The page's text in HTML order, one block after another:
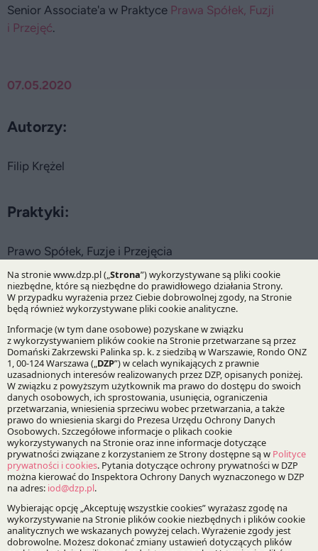
07.05.2020
Autorzy:
Filip Krężel
Praktyki:
Prawo Spółek, Fuzje i Przejęcia
Specjalizacje:
Fuzje, przejęcia i restrukturyzacje
Senior Associate'a w Praktyce Prawa Spółek, Fuzji
i Przejęć.
Bądź na bieżąco z DZP
Zapisz
O Kancelarii